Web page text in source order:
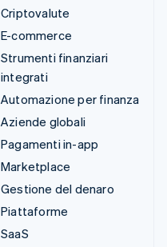
Criptovalute
E-commerce
Strumenti finanziari
integrati
Automazione per finanza
Aziende globali
Pagamenti in-app
Marketplace
Gestione del denaro
Piattaforme
SaaS